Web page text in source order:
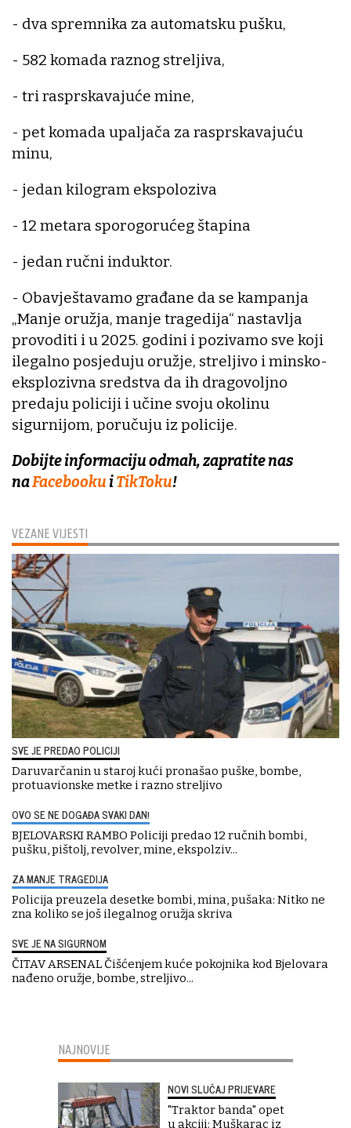
VEZANE VIJESTI
SVE JE PREDAO POLICIJI
Daruvarčanin u staroj kući pronašao puške, bombe,
protuavionske metke i razno streljivo
OVO SE NE DOGAĐA SVAKI DAN!
BJELOVARSKI RAMBO Policiji predao 12 ručnih bombi,
pušku, pištolj, revolver, mine, ekspolziv...
ZA MANJE TRAGEDIJA
Policija preuzela desetke bombi, mina, pušaka: Nitko ne
zna koliko se još ilegalnog oružja skriva
SVE JE NA SIGURNOM
ČITAV ARSENAL Čišćenjem kuće pokojnika kod Bjelovara
nađeno oružje, bombe, streljivo...
- dva spremnika za automatsku pušku,
- 582 komada raznog streljiva,
- tri rasprskavajuće mine,
- pet komada upaljača za rasprskavajuću
minu,
- jedan kilogram ekspoloziva
- 12 metara sporogorućeg štapina
- jedan ručni induktor.
- Obavještavamo građane da se kampanja
„Manje oružja, manje tragedija“ nastavlja
provoditi i u 2025. godini i pozivamo sve koji
ilegalno posjeduju oružje, streljivo i minsko-
eksplozivna sredstva da ih dragovoljno
predaju policiji i učine svoju okolinu
sigurnijom, poručuju iz policije.
Dobijte informaciju odmah, zapratite nas
naFacebookuiTikToku!
NAJNOVIJE
NOVI SLUČAJ PRIJEVARE
"Traktor banda" opet
u akciji: Muškarac iz